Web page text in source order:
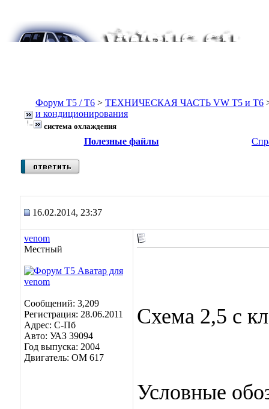
Форум Т5 / T6 > ТЕХНИЧЕСКАЯ ЧАСТЬ VW T5 и T6
и кондиционирования
система охлаждения
Полезные файлы
16.02.2014, 23:37
venom
Местный
Сообщений: 3,209
Регистрация: 28.06.2011
Адрес: C-Пб
Авто: УАЗ 39094
Год выпуска: 2004
Двигатель: OM 617
Схема 2,5 с
Условные